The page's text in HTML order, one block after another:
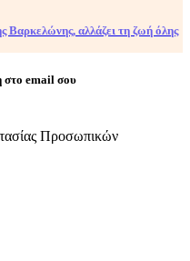
Βαρκελώνης, αλλάζει τη ζωή όλης
στο email σου
Προσωπικών